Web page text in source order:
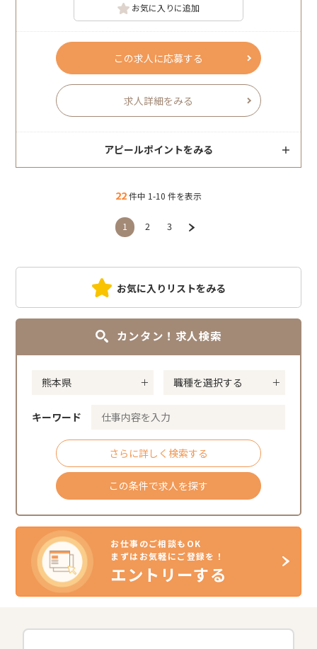
お気に入りに追加
この求人に応募する
求人詳細をみる
アピールポイントをみる
22件中 1-10 件を表示
1 2 3
お気に入りリストをみる
カンタン！求人検索
キーワード
さらに詳しく検索する
この条件で求人を探す
お仕事のご相談もOK
まずはお気軽にご登録を！
エントリーする